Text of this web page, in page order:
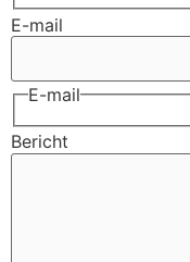
E-mail
E-mail
Bericht